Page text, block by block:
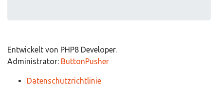
Entwickelt von PHP8 Developer.
Administrator: ButtonPusher
Datenschutzrichtlinie